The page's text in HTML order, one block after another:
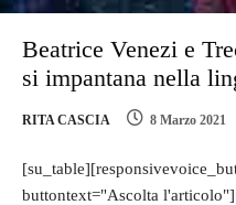
Beatrice Venezi e
si impantana nella
RITA CASCIA 8 Marzo 2021
buttontext="Ascolta